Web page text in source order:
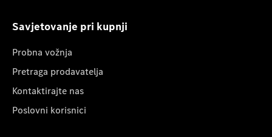
Savjetovanje pri kupnji
Probna vožnja
Pretraga prodavatelja
Kontaktirajte nas
Poslovni korisnici